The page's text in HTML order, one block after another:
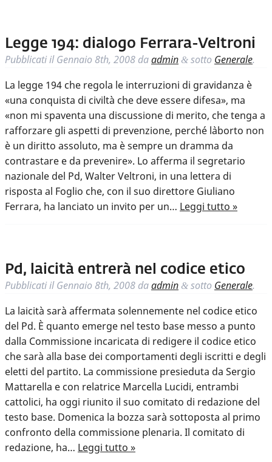
Legge 194: dialogo Ferrara-Veltroni
Pubblicati ilGennaio 8th, 2008 daadmin & sotto Generale.
La legge 194 che regola le interruzioni di gravidanza è
«una conquista di civiltà che deve essere difesa», ma
«non mi spaventa una discussione di merito, che tenga a
rafforzare gli aspetti di prevenzione, perché l`aborto non
è un diritto assoluto, ma è sempre un dramma da
contrastare e da prevenire». Lo afferma il segretario
nazionale del Pd, Walter Veltroni, in una lettera di
risposta al Foglio che, con il suo direttore Giuliano
Ferrara, ha lanciato un invito per un… Leggi tutto »
Pd, laicità entrerà nel codice etico
Pubblicati ilGennaio 8th, 2008 daadmin & sotto Generale.
La laicità sarà affermata solennemente nel codice etico
del Pd. È quanto emerge nel testo base messo a punto
dalla Commissione incaricata di redigere il codice etico
che sarà alla base dei comportamenti degli iscritti e degli
eletti del partito. La commissione presieduta da Sergio
Mattarella e con relatrice Marcella Lucidi, entrambi
cattolici, ha oggi riunito il suo comitato di redazione del
testo base. Domenica la bozza sarà sottoposta al primo
confronto della commissione plenaria. Il comitato di
redazione, ha… Leggi tutto »